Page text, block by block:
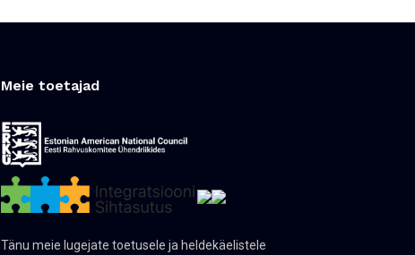
Meie toetajad
Tänu meie lugejate toetusele ja heldekäelistele